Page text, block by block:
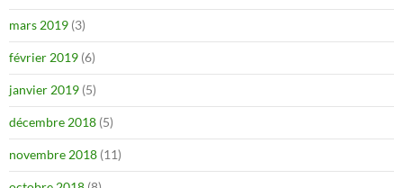
mars 2019 (3)
février 2019 (6)
janvier 2019 (5)
décembre 2018 (5)
novembre 2018 (11)